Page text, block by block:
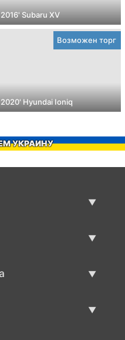
2016' Subaru XV
Возможен торг
2020' Hyundai Ioniq
УКРАИНУ